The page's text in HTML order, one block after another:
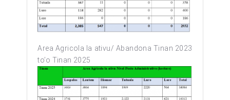
Area Agricola la ativu/ Abandona Tinan 2023
to’o Tinan 2025